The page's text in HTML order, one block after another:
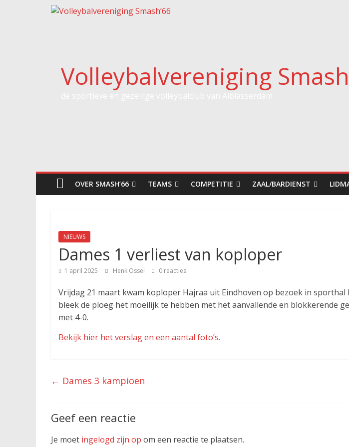
Spring
Volleybalvereniging
OVER SMASH’66 TEAMS COMPETITIE ZAAL/BARDIENST
NIEUWS
Dames 1 verliest van koploper
1 april 2025 Henk Ossel 0 reacties
Vrijdag 21 maart kwam koploper Hajraa uit Eindhoven op bezoek in sporthal
bleek de ploeg het moeilijk te hebben met het aanvallende en blokkerende
met 4-0.
Bekijk hier het verslag en een aantal foto’s.
← Dames 3 kampioen
Geef een reactie
Je moet ingelogd zijn op om een reactie te plaatsen.